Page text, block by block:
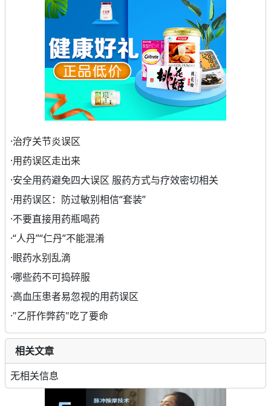
·治疗关节炎误区
·用药误区走出来
·安全用药避免四大误区 服药方式与疗效密切相关
·用药误区：防过敏别相信“套装”
·不要直接用药瓶喝药
·“人丹”“仁丹”不能混淆
·眼药水别乱滴
·哪些药不可捣碎服
·高血压患者易忽视的用药误区
·"乙肝作弊药"吃了要命
相关文章
无相关信息